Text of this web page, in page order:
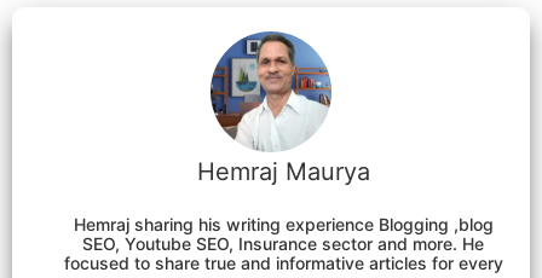
Hemraj Maurya
Hemraj sharing his writing experience Blogging ,blog
SEO, Youtube SEO, Insurance sector and more. He
focused to share true and informative articles for every